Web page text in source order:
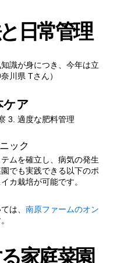
日常管理
識が身につき、今年は立
川県 Tさん）
ケア
3. 適度な肥料管理
ック
ムを確立し、病気の発生
でも実践できる以下のポ
カ栽培が可能です。
は、 南原ファームのオン
家庭菜園